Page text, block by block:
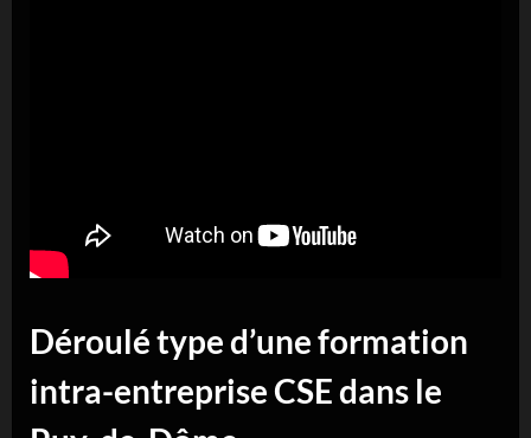
Déroulé type d’une formation
intra-entreprise CSE dans le